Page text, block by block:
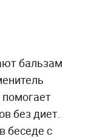
бальзам
без диет.
беседе с